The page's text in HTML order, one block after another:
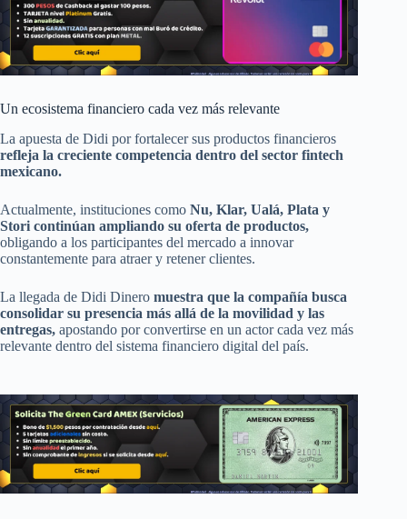
Un ecosistema financiero cada vez más relevante
La apuesta de Didi por fortalecer sus productos financieros
refleja la creciente competencia dentro del sector fintech
mexicano.
Actualmente, instituciones como Nu, Klar, Ualá, Plata y
Stori continúan ampliando su oferta de productos,
obligando a los participantes del mercado a innovar
constantemente para atraer y retener clientes.
La llegada de Didi Dinero muestra que la compañía busca
consolidar su presencia más allá de la movilidad y las
entregas, apostando por convertirse en un actor cada vez más
relevante dentro del sistema financiero digital del país.